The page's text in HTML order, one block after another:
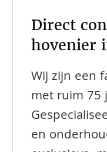
Direct
hovenier
Wij zijn een
met ruim 75
en